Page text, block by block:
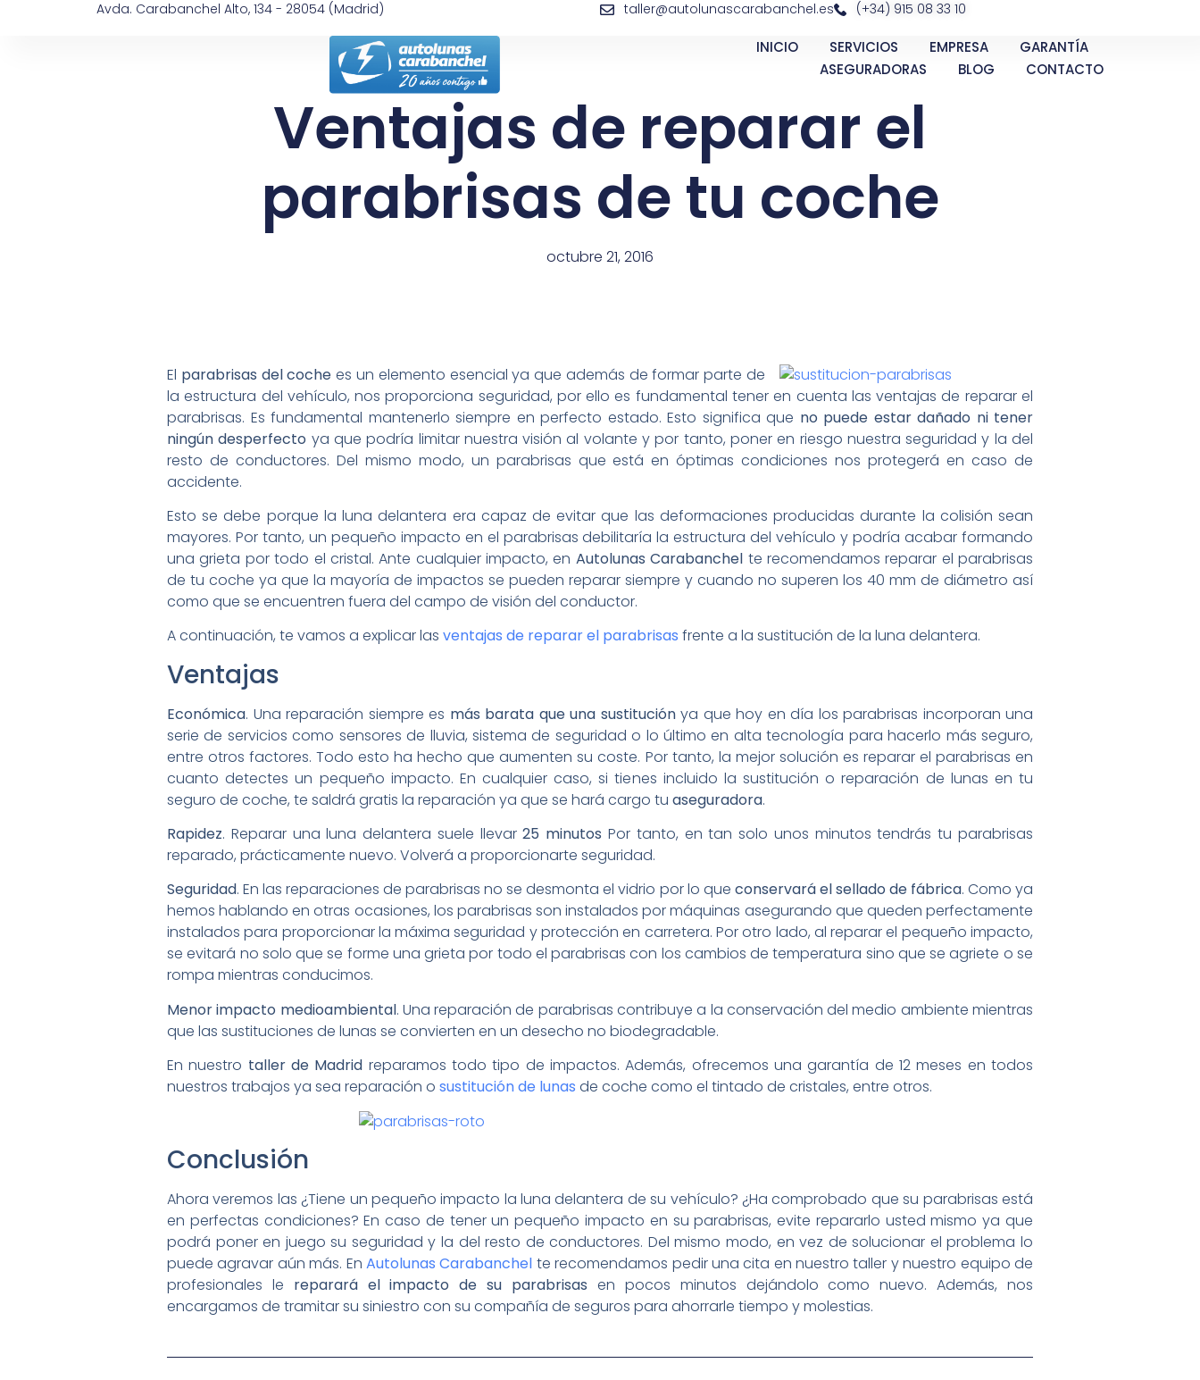
Avda. Carabanchel Alto, 134 - 28054 (Madrid) taller@autolunascarabanchel.es (+34) 915 08 33 10
INICIO SERVICIOS EMPRESA
GARANTÍA
ASEGURADORAS
BLOG CONTACTO
Ventajas de reparar el
parabrisas de tu coche
octubre 21, 2016
El parabrisas del coche es un elemento esencial ya que además de formar parte de
la estructura del vehículo, nos proporciona seguridad, por ello es fundamental tener en cuenta las ventajas de reparar el
parabrisas. Es fundamental mantenerlo siempre en perfecto estado. Esto significa que no puede estar dañado ni tener
ningún desperfecto ya que podría limitar nuestra visión al volante y por tanto, poner en riesgo nuestra seguridad y la del
resto de conductores. Del mismo modo, un parabrisas que está en óptimas condiciones nos protegerá en caso de
accidente.
Esto se debe porque la luna delantera era capaz de evitar que las deformaciones producidas durante la colisión sean
mayores. Por tanto, un pequeño impacto en el parabrisas debilitaría la estructura del vehículo y podría acabar formando
una grieta por todo el cristal. Ante cualquier impacto, en Autolunas Carabanchel te recomendamos reparar el parabrisas
de tu coche ya que la mayoría de impactos se pueden reparar siempre y cuando no superen los 40 mm de diámetro así
como que se encuentren fuera del campo de visión del conductor.
A continuación, te vamos a explicar las ventajas de reparar el parabrisas frente a la sustitución de la luna delantera.
Ventajas
Económica. Una reparación siempre es más barata que una sustituciónya que hoy en día los parabrisas incorporan una
serie de servicios como sensores de lluvia, sistema de seguridad o lo último en alta tecnología para hacerlo más seguro,
entre otros factores. Todo esto ha hecho que aumenten su coste. Por tanto, la mejor solución es reparar el parabrisas en
cuanto detectes un pequeño impacto. En cualquier caso, si tienes incluido la sustitución o reparación de lunas en tu
seguro de coche, te saldrá gratis la reparación ya que se hará cargo tu aseguradora.
Rapidez. Reparar una luna delantera suele llevar25 minutos Por tanto, en tan solo unos minutos tendrás tu parabrisas
reparado, prácticamente nuevo. Volverá a proporcionarte seguridad.
Seguridad. En las reparaciones de parabrisas no se desmonta el vidrio por lo que conservará el sellado de fábrica. Como ya
hemos hablando en otras ocasiones, los parabrisas son instalados por máquinas asegurando que queden perfectamente
instalados para proporcionar la máxima seguridad y protección en carretera. Por otro lado, al reparar el pequeño impacto,
se evitará no solo que se forme una grieta por todo el parabrisas con los cambios de temperatura sino que se agriete o se
rompa mientras conducimos.
Menor impacto medioambiental. Una reparación de parabrisas contribuye a la conservación del medio ambiente mientras
que las sustituciones de lunas se convierten en un desecho no biodegradable.
En nuestro taller de Madrid reparamos todo tipo de impactos. Además, ofrecemos una garantía de 12 meses en todos
nuestros trabajos ya sea reparación o sustitución de lunas de coche como el tintado de cristales, entre otros.
Conclusión
Ahora veremos las ¿Tiene un pequeño impacto la luna delantera de su vehículo? ¿Ha comprobado que su parabrisas está
en perfectas condiciones? En caso de tener un pequeño impacto en su parabrisas, evite repararlo usted mismo ya que
podrá poner en juego su seguridad y la del resto de conductores. Del mismo modo, en vez de solucionar el problema lo
puede agravar aún más. En Autolunas Carabanchel te recomendamos pedir una cita en nuestro taller y nuestro equipo de
profesionales le reparará el impacto de su parabrisas en pocos minutos dejándolo como nuevo. Además, nos
encargamos de tramitar su siniestro con su compañía de seguros para ahorrarle tiempo y molestias.